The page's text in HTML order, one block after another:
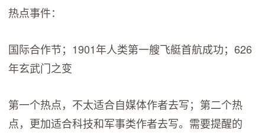
热点事件：
国际合作节；1901年人类第一艘飞艇首航成功；626
年玄武门之变
第一个热点，不太适合自媒体作者去写；第二个热
点，更加适合科技和军事类作者去写。需要提醒的